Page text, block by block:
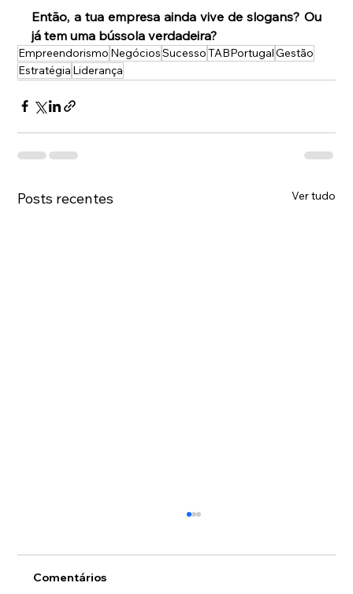
Então, a tua empresa ainda vive de slogans? Ou
já tem uma bússola verdadeira?
Empreendorismo NegóciosSucessoTABPortugalGestão
Estratégia Liderança
Posts recentes Ver tudo
Comentários